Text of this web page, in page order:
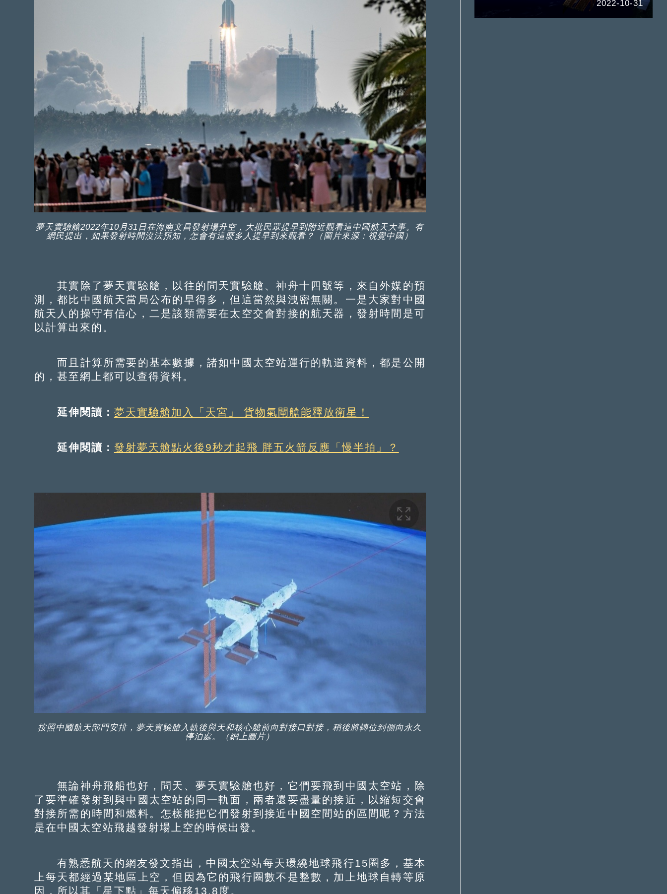
夢天實驗艙2022年10月31日在海南文昌發射場升空，大批民眾提早到附近觀看這中國航天大事。有
網民提出，如果發射時間沒法預知，怎會有這麼多人提早到來觀看？（圖片來源：視覺中國）
其實除了夢天實驗艙，以往的問天實驗艙、神舟十四號等，來自外媒的預
測，都比中國航天當局公布的早得多，但這當然與洩密無關。一是大家對中國
航天人的操守有信心，二是該類需要在太空交會對接的航天器，發射時間是可
以計算出來的。
而且計算所需要的基本數據，諸如中國太空站運行的軌道資料，都是公開
的，甚至網上都可以查得資料。
延伸閱讀： 夢天實驗艙加入「天宮」 貨物氣閘艙能釋放衛星！
延伸閱讀： 發射夢天艙點火後9秒才起飛 胖五火箭反應「慢半拍」？
按照中國航天部門安排，夢天實驗艙入軌後與天和核心艙前向對接口對接，稍後將轉位到側向永久
停泊處。（網上圖片）
無論神舟飛船也好，問天、夢天實驗艙也好，它們要飛到中國太空站，除
了要準確發射到與中國太空站的同一軌面，兩者還要盡量的接近，以縮短交會
對接所需的時間和燃料。怎樣能把它們發射到接近中國空間站的區間呢？方法
是在中國太空站飛越發射場上空的時候出發。
有熟悉航天的網友發文指出，中國太空站每天環繞地球飛行15圈多，基本
上每天都經過某地區上空，但因為它的飛行圈數不是整數，加上地球自轉等原
因，所以其「星下點」每天偏移13.8度。
2022-10-31